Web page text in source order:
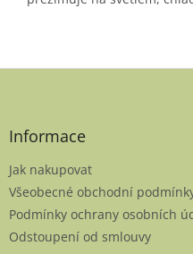
Z
Informace
Jak nakupovat
Všeobecné obchodní
Podmínky ochrany osobních
Odstoupení od smlouvy